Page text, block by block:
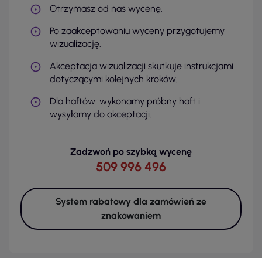
Otrzymasz od nas wycenę.
Po zaakceptowaniu wyceny przygotujemy
wizualizację.
Akceptacja wizualizacji skutkuje instrukcjami
dotyczącymi kolejnych kroków.
Dla haftów: wykonamy próbny haft i
wysyłamy do akceptacji.
Zadzwoń po szybką wycenę
509 996 496
System rabatowy dla zamówień ze
znakowaniem